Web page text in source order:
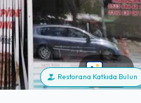
+17
Restorana Katkıda Bulun